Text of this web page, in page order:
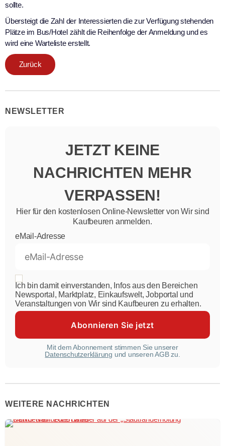
sollte.
Übersteigt die Zahl der Interessierten die zur Verfügung stehenden
Plätze im Bus/Hotel zählt die Reihenfolge der Anmeldung und es
wird eine Warteliste erstellt.
Zurück
NEWSLETTER
JETZT KEINE
NACHRICHTEN MEHR
VERPASSEN!
Hier für den kostenlosen Online-Newsletter von Wir sind
Kaufbeuren anmelden.
eMail-Adresse
Ich bin damit einverstanden, Infos aus den Bereichen
Newsportal, Marktplatz, Einkaufswelt, Jobportal und
Veranstaltungen von Wir sind Kaufbeuren zu erhalten.
Mit dem Abonnement stimmen Sie unserer
Datenschutzerklärung und unseren AGB zu.
WEITERE NACHRICHTEN